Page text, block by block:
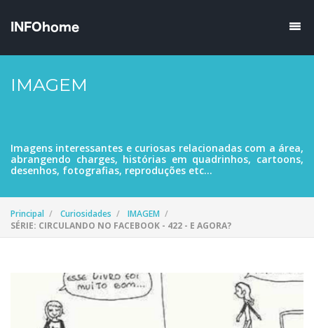
IMAGEM
Imagens interessantes e curiosas relacionadas com a área,
abrangendo charges, histórias em quadrinhos, cartoons,
desenhos, fotografias, reproduções etc...
Principal Curiosidades
IMAGEM
SÉRIE: CIRCULANDO NO FACEBOOK - 422 - E AGORA?